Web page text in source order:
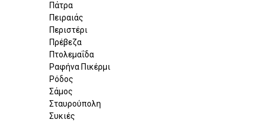
Πάτρα
Πειραιάς
Περιστέρι
Πρέβεζα
Πτολεμαΐδα
Ραφήνα Πικέρμι
Ρόδος
Σάμος
Σταυρούπολη
Συκιές